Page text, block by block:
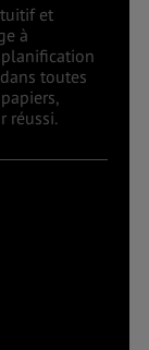
et
à
planification
toutes
réussi.